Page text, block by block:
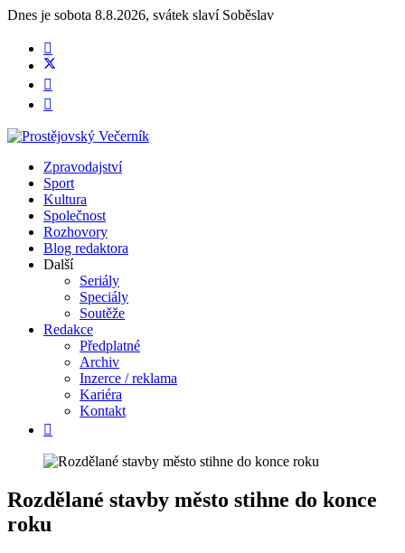
Dnes je sobota 8.8.2026, svátek slaví Soběslav
Zpravodajství
Sport
Kultura
Společnost
Rozhovory
Blog redaktora
Další
Seriály
Speciály
Soutěže
Redakce
Předplatné
Archiv
Inzerce / reklama
Kariéra
Kontakt
Rozdělané stavby město stihne do konce
roku